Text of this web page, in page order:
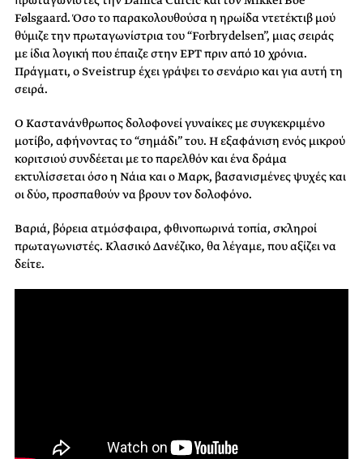
Følsgaard. Όσο το παρακολουθούσα η ηρωίδα ντετέκτιβ μού
θύμιζε την πρωταγωνίστρια του “Forbrydelsen”, μιας σειράς
με ίδια λογική που έπαιζε στην ΕΡΤ πριν από 10 χρόνια.
Πράγματι, ο Sveistrup έχει γράψει το σενάριο και για αυτή τη
σειρά.
Ο Καστανάνθρωπος δολοφονεί γυναίκες με συγκεκριμένο
μοτίβο, αφήνοντας το “σημάδι” του. Η εξαφάνιση ενός μικρού
κοριτσιού συνδέεται με το παρελθόν και ένα δράμα
εκτυλίσσεται όσο η Νάια και ο Μαρκ, βασανισμένες ψυχές και
οι δύο, προσπαθούν να βρουν τον δολοφόνο.
Βαριά, βόρεια ατμόσφαιρα, φθινοπωρινά τοπία, σκληροί
πρωταγωνιστές. Κλασικό Δανέζικο, θα λέγαμε, που αξίζει να
δείτε.